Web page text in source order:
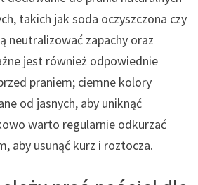
takich jak soda oczyszczona czy
neutralizować zapachy oraz
jest również odpowiednie
praniem; ciemne kolory
od jasnych, aby uniknąć
warto regularnie odkurzać
aby usunąć kurz i roztocza.